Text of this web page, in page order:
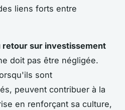
liens forts entre
retour sur investissement
doit pas être négligée.
sont
peuvent contribuer à la
en renforçant sa culture,